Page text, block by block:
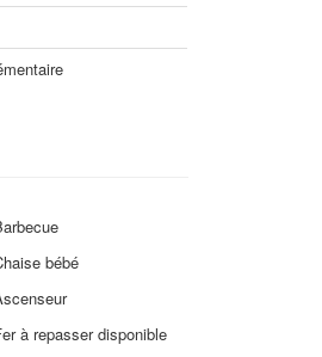
bébé
à repasser disponible